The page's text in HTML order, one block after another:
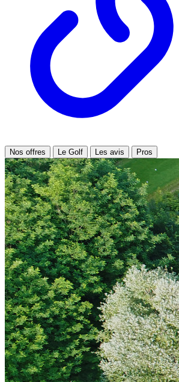
Nos offres Le Golf Les avis Pros